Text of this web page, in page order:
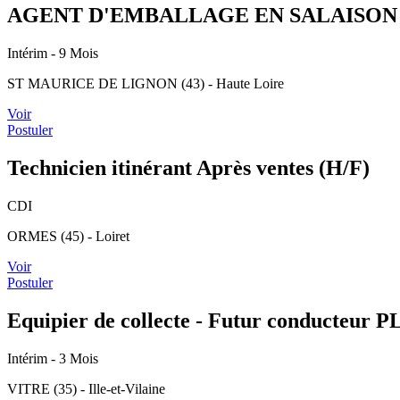
AGENT D'EMBALLAGE EN
Intérim - 9 Mois
ST MAURICE DE LIGNON (43) - Haute Loire
Voir
Postuler
Technicien itinérant Après ventes (H/F)
CDI
ORMES (45) - Loiret
Voir
Postuler
Equipier de collecte - Futur conducteur
Intérim - 3 Mois
VITRE (35) - Ille-et-Vilaine